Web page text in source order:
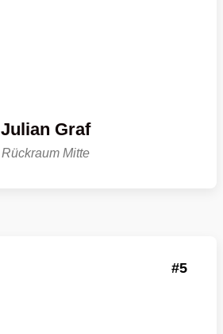
Julian Graf
Rückraum Mitte
5